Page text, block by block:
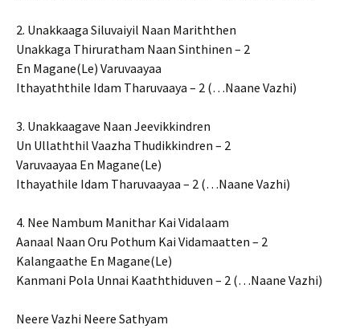
2. Unakkaaga Siluvaiyil Naan Mariththen
Unakkaga Thiruratham Naan Sinthinen – 2
En Magane(Le) Varuvaayaa
Ithayaththile Idam Tharuvaaya – 2 (…Naane Vazhi)
3. Unakkaagave Naan Jeevikkindren
Un Ullaththil Vaazha Thudikkindren – 2
Varuvaayaa En Magane(Le)
Ithayathile Idam Tharuvaayaa – 2 (…Naane Vazhi)
4. Nee Nambum Manithar Kai Vidalaam
Aanaal Naan Oru Pothum Kai Vidamaatten – 2
Kalangaathe En Magane(Le)
Kanmani Pola Unnai Kaaththiduven – 2 (…Naane Vazhi)
Neere Vazhi Neere Sathyam